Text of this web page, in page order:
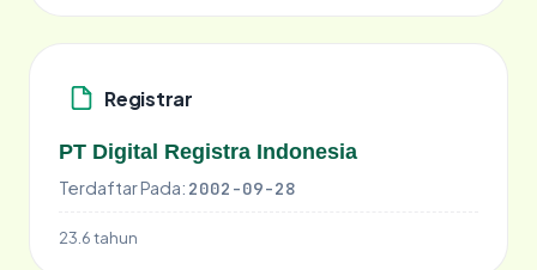
Registrar
PT Digital Registra Indonesia
Terdaftar Pada: 2002-09-28
23.6 tahun